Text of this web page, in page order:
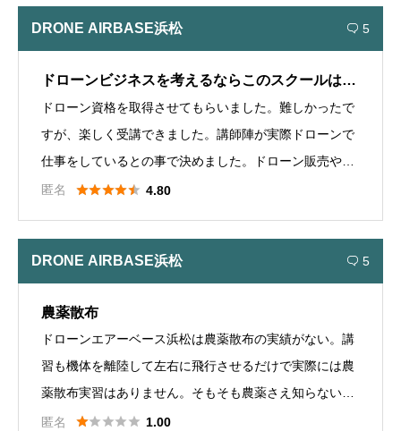
DRONE AIRBASE浜松  5
ドローンビジネスを考えるならこのスクールはオ
ススメ
ドローン資格を取得させてもらいました。難しかったで
すが、楽しく受講できました。講師陣が実際ドローンで
仕事をしているとの事で決めました。ドローン販売や卒
業後のビジネス相談や練習会があり、アフターサービス
縦士にはビックリしました。 農薬散布講習は、関連会社
の出張講習でやっているそうです。
匿名  4.80
DRONE AIRBASE浜松  5
農薬散布
ドローンエアーベース浜松は農薬散布の実績がない。講
習も機体を離陸して左右に飛行させるだけで実際には農
薬散布実習はありません。そもそも農薬さえ知らないよ
うです。 農薬散布に関する講習もやっていません。 こ
匿名  1.00